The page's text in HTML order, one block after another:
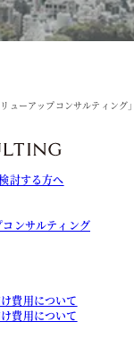
ューアップコンサルティング
討する方へ
ンサルティング
費用について
費用について